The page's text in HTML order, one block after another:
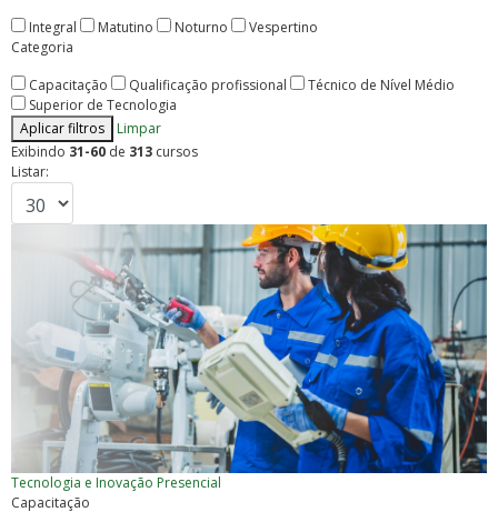
Integral
Matutino Noturno
Vespertino
Categoria
Capacitação
Qualificação profissional
Técnico de Nível Médio
Superior de Tecnologia
Aplicar filtros
Limpar
Exibindo 31-60 de 313 cursos
Listar:
Tecnologia e Inovação Presencial
Capacitação